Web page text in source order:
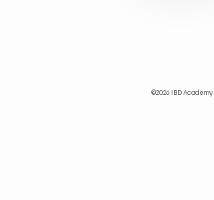
©2026 IBD Academy